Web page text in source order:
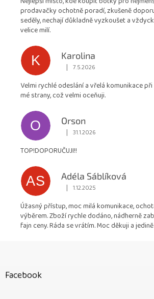
4,9
z
prodavačky ochotně poradí, zkušeně
seděly, nechají důkladně vyzkoušet a
velice milí.
K
Karolina
Hodnocení obchodu je 5 z 5
| 7.5.2026
Velmi rychlé odeslání a vřelá komunikace
mé strany, což velmi oceňuji.
O
Orson
Hodnocení obchodu je 5 z 5
| 31.1.2026
TOP!DOPORUČUJI!!
AS
Adéla Sáblíková
Hodnocení obchodu je 5 z 5
| 1.12.2025
Úžasný přístup, moc milá komunikace,
výběrem. Zboží rychle dodáno, nádherně
fajn ceny. Ráda se vrátím. Moc děkuji a
Facebook